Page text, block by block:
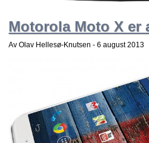
Motorola Moto X er
Av Olav Hellesø-Knutsen -6 august 2013